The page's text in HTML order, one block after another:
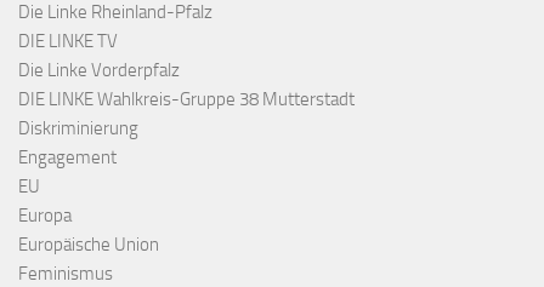
Die Linke Rheinland-Pfalz
DIE LINKE TV
Die Linke Vorderpfalz
DIE LINKE Wahlkreis-Gruppe 38 Mutterstadt
Diskriminierung
Engagement
EU
Europa
Europäische Union
Feminismus